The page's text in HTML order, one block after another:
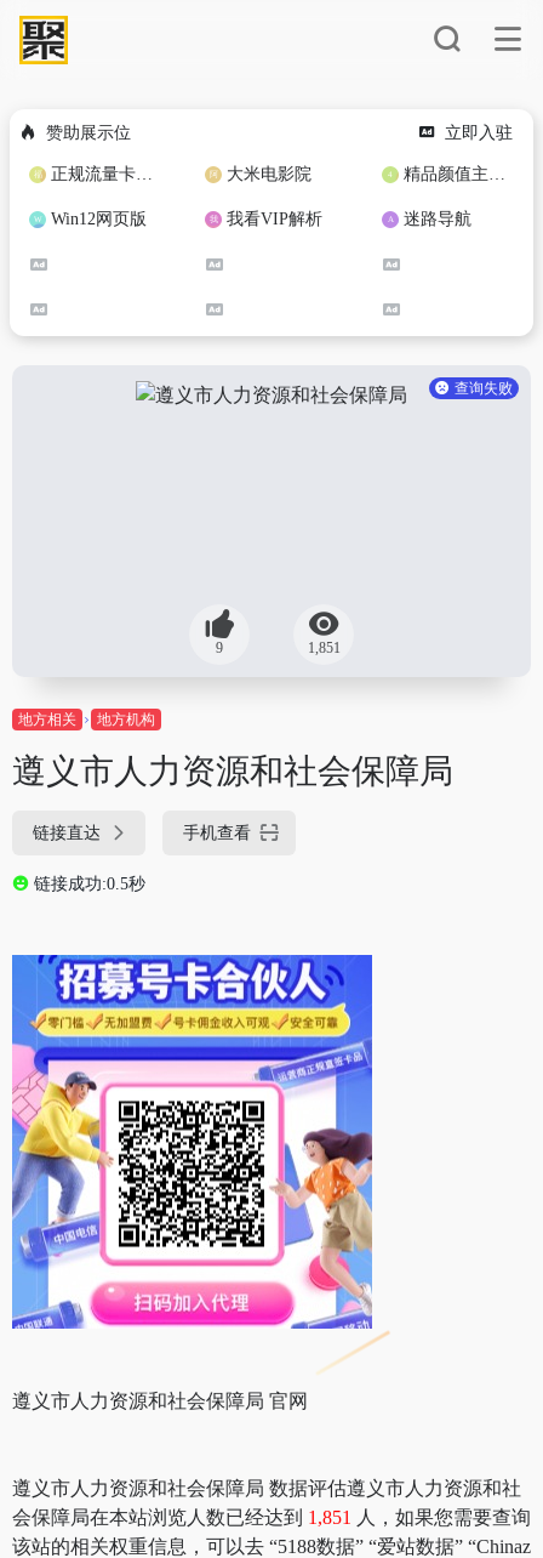
赞助展示位 立即入驻
正规流量卡免费加盟合作 大米电影院 精品颜值主播定制
Win12网页版 我看VIP解析 迷路导航
查询失败
9 1,851
地方相关 地方机构
遵义市人力资源和社会保障局
链接直达 手机查看
链接成功:0.5秒
遵义市人力资源和社会保障局 官网
遵义市人力资源和社会保障局 数据评估遵义市人力资源和社
会保障局在本站浏览人数已经达到 1,851 人，如果您需要查询
该站的相关权重信息，可以去 “5188数据” “爱站数据” “Chinaz